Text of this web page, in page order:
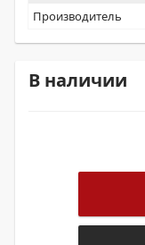
Производитель
В наличии